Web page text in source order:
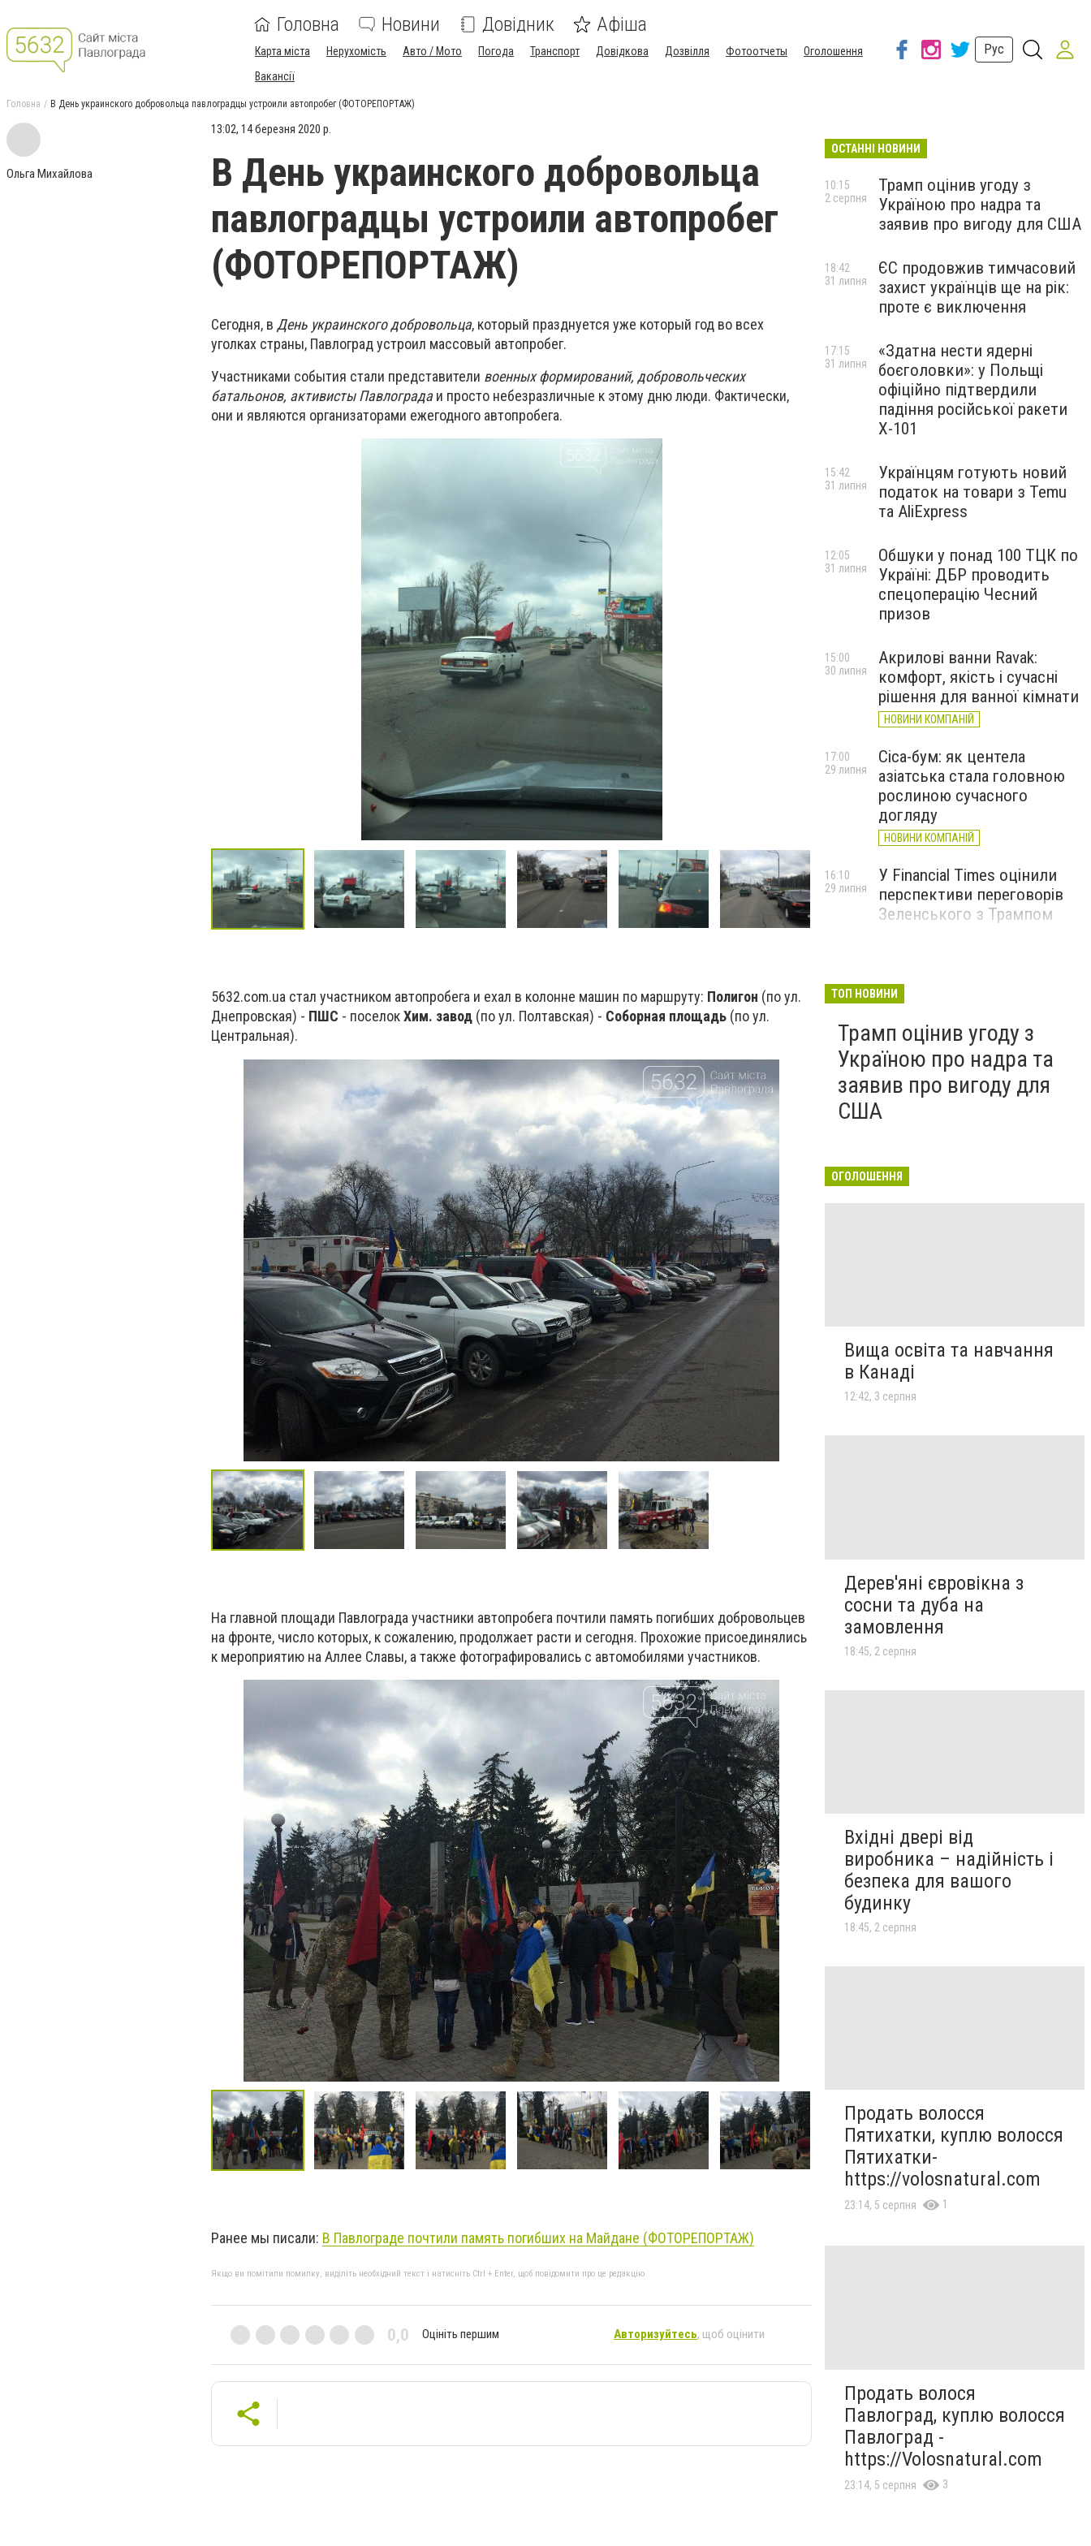
Головна Новини Довідник Афіша
Карта міста Нерухомість Авто / Мото Погода Транспорт Довідкова Дозвілля Фотоотчеты
Оголошення
Вакансії
Рус
Головна В День украинского добровольца павлоградцы устроили автопробег (ФОТОРЕПОРТАЖ)
Ольга Михайлова
13:02, 14 березня 2020 р.
В День украинского добровольца
павлоградцы устроили автопробег
(ФОТОРЕПОРТАЖ)
Сегодня, в День украинского добровольца, который празднуется уже который год во всех
уголках страны, Павлоград устроил массовый автопробег.
Участниками события стали представители военных формирований, добровольческих
батальонов, активисты Павлоградаи просто небезразличные к этому дню люди. Фактически,
они и являются организаторами ежегодного автопробега.
5632.сom.ua стал участником автопробега и ехал в колонне машин по маршруту: Полигон (по ул.
Днепровская) - ПШС - поселокХим. завод (по ул. Полтавская) - Соборная площадь (по ул.
Центральная).
На главной площади Павлограда участники автопробега почтили память погибших добровольцев
на фронте, число которых, к сожалению, продолжает расти и сегодня. Прохожие присоединялись
к мероприятию на Аллее Славы, а также фотографировались с автомобилями участников.
Ранее мы писали: В Павлограде почтили память погибших на Майдане (ФОТОРЕПОРТАЖ)
Якщо ви помітили помилку, виділіть необхідний текст і натисніть Ctrl + Enter, щоб повідомити про це редакцію
0,0 Оцініть першим Авторизуйтесь, щоб оцінити
ОСТАННІ НОВИНИ
Трамп оцінив угоду з
Україною про надра та
заявив про вигоду для США
10:15
2 серпня
ЄС продовжив тимчасовий
захист українців ще на рік:
проте є виключення
18:42
31 липня
«Здатна нести ядерні
боєголовки»: у Польщі
офіційно підтвердили
падіння російської ракети
Х-101
17:15
31 липня
Українцям готують новий
податок на товари з Temu
та AliExpress
15:42
31 липня
Обшуки у понад 100 ТЦК по
Україні: ДБР проводить
спецоперацію Чесний
призов
12:05
31 липня
Акрилові ванни Ravak:
комфорт, якість і сучасні
рішення для ванної кімнати
НОВИНИ КОМПАНІЙ
15:00
30 липня
Cica-бум: як центела
азіатська стала головною
рослиною сучасного
догляду
НОВИНИ КОМПАНІЙ
17:00
29 липня
У Financial Times оцінили
перспективи переговорів
Зеленського з Трампом
16:10
29 липня
ТОП НОВИНИ
Трамп оцінив угоду з
Україною про надра та
заявив про вигоду для
США
ОГОЛОШЕННЯ
Вища освіта та навчання
в Канаді
12:42, 3 серпня
Дерев'яні євровікна з
сосни та дуба на
замовлення
18:45, 2 серпня
Вхідні двері від
виробника – надійність і
безпека для вашого
будинку
18:45, 2 серпня
Продать волосся
Пятихатки, куплю волосся
Пятихатки-
https://volosnatural.com
23:14, 5 серпня 1
Продать волося
Павлоград, куплю волосся
Павлоград -
https://Volosnatural.com
23:14, 5 серпня 3